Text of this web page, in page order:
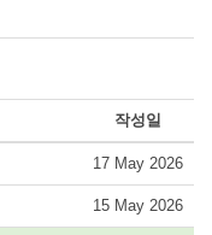
작성일
17 May 2026
15 May 2026